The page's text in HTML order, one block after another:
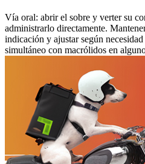
Vía oral: abrir el sobre y verter su
administrarlo directamente.
indicación y ajustar según
simultáneo con macrólidos en